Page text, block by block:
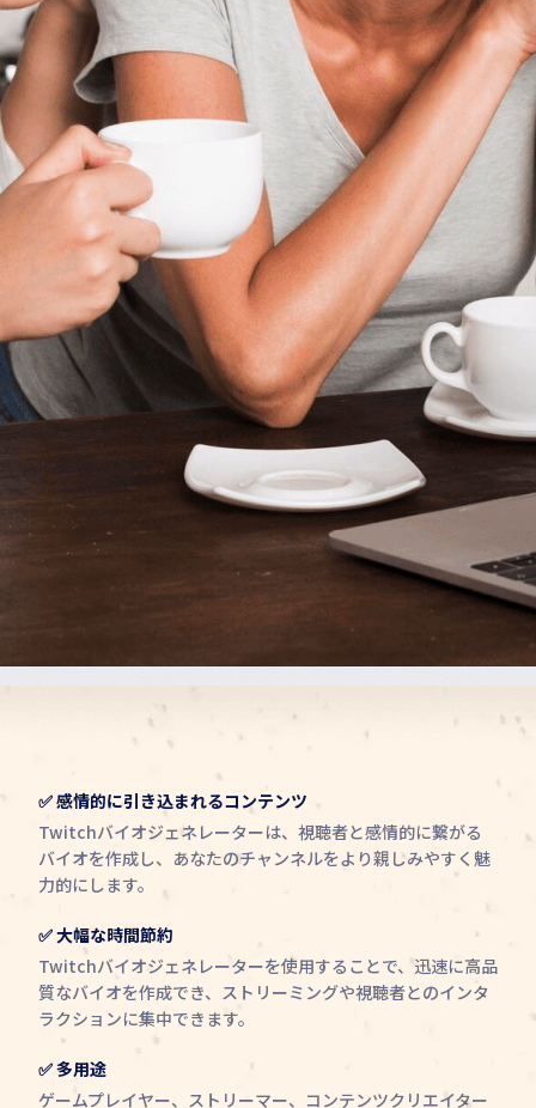
✅ 感情的に引き込まれるコンテンツ
Twitchバイオジェネレーターは、視聴者と感情的に繋がる
バイオを作成し、あなたのチャンネルをより親しみやすく魅
力的にします。
✅ 大幅な時間節約
Twitchバイオジェネレーターを使用することで、迅速に高品
質なバイオを作成でき、ストリーミングや視聴者とのインタ
ラクションに集中できます。
✅ 多用途
ゲームプレイヤー、ストリーマー、コンテンツクリエイター